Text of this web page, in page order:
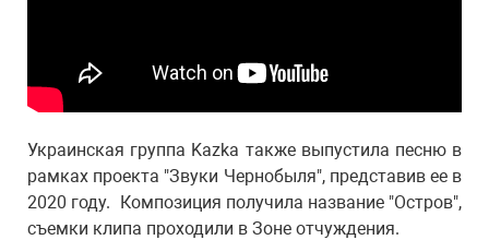
Украинская группа Kazka также выпустила песню в
рамках проекта "Звуки Чернобыля", представив ее в
2020 году. Композиция получила название "Остров",
съемки клипа проходили в Зоне отчуждения.